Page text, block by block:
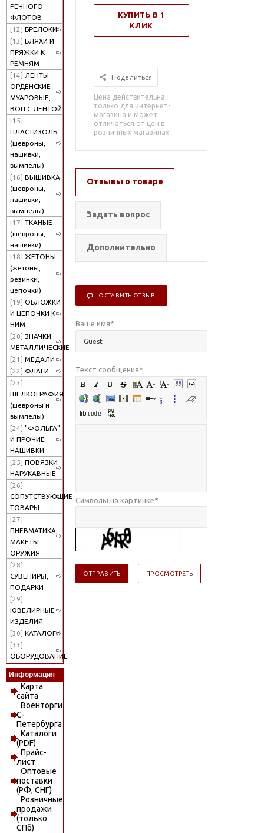
РЕЧНОГО
ФЛОТОВ
[12] БРЕЛОКИ
[13] БЛЯХИ И
ПРЯЖКИ К
РЕМНЯМ
[14] ЛЕНТЫ
ОРДЕНСКИЕ
МУАРОВЫЕ,
ВОП С ЛЕНТОЙ
[15]
ПЛАСТИЗОЛЬ
(шевроны,
нашивки,
вымпелы)
[16] ВЫШИВКА
(шевроны,
нашивки,
вымпелы)
[17] ТКАНЫЕ
(шевроны,
нашивки)
[18] ЖЕТОНЫ
(жетоны,
резинки,
цепочки)
[19] ОБЛОЖКИ
И ЦЕПОЧКИ К
НИМ
[20] ЗНАЧКИ
МЕТАЛЛИЧЕСКИЕ
[21] МЕДАЛИ
[22] ФЛАГИ
[23]
ШЕЛКОГРАФИЯ
(шевроны и
вымпелы)
[24] "ФОЛЬГА"
И ПРОЧИЕ
НАШИВКИ
[25] ПОВЯЗКИ
НАРУКАВНЫЕ
[26]
СОПУТСТВУЮЩИЕ
ТОВАРЫ
[27]
ПНЕВМАТИКА,
МАКЕТЫ
ОРУЖИЯ
[28]
СУВЕНИРЫ,
ПОДАРКИ
[29]
ЮВЕЛИРНЫЕ
ИЗДЕЛИЯ
[30] КАТАЛОГИ
[33]
ОБОРУДОВАНИЕ
Информация
Карта
сайта
Военторги
С-
Петербурга
Каталоги
(PDF)
Прайс-
лист
Оптовые
поставки
(РФ, СНГ)
Розничные
продажи
(только
СПб)
КУПИТЬ В 1
КЛИК
Поделиться
Цена действительна
только для интернет-
магазина и может
отличаться от цен в
розничных магазинах
Отзывы о товаре
Задать вопрос
Дополнительно
ОСТАВИТЬ ОТЗЫВ
Ваше имя*
Текст сообщения*
Символы на картинке*